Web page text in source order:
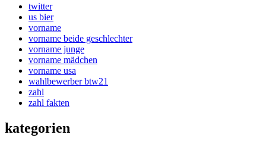
twitter
us bier
vorname
vorname beide geschlechter
vorname junge
vorname mädchen
vorname usa
wahlbewerber btw21
zahl
zahl fakten
kategorien